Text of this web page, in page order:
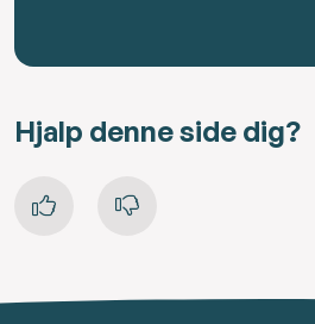
Hjalp denne side dig?